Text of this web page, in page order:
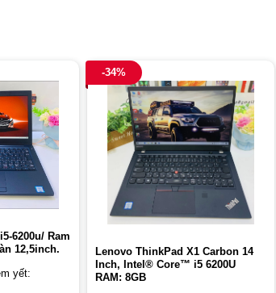
6200u/ Ram
12,5inch.
yết:
-34%
Lenovo ThinkPad X1 Carbon 14
Inch, Intel® Core™ i5 6200U
RAM: 8GB